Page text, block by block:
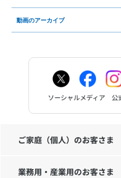
動画のアーカイブ
ご家庭（個人）のお客さま
業務用・産業用のお客さま